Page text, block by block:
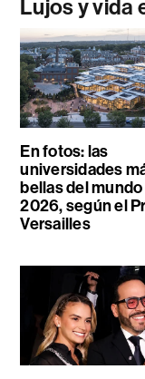
Lujos y vida
En fotos: las
universidades
bellas del
2026, según el
Versailles